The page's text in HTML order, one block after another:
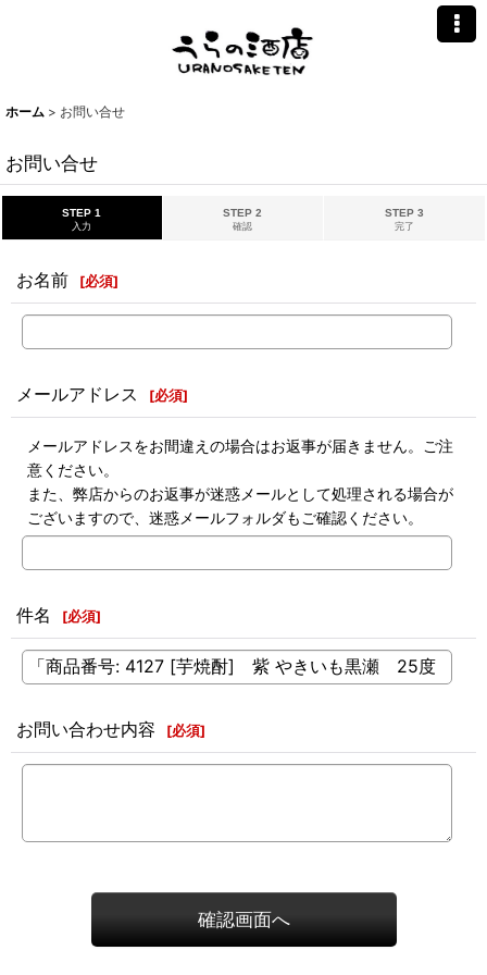
ホーム > お問い合せ
お問い合せ
STEP 1
入力
STEP 2
確認
STEP 3
完了
お名前 [必須]
メールアドレス [必須]
メールアドレスをお間違えの場合はお返事が届きません。ご注
意ください。
また、弊店からのお返事が迷惑メールとして処理される場合が
ございますので、迷惑メールフォルダもご確認ください。
件名 [必須]
お問い合わせ内容 [必須]
確認画面へ